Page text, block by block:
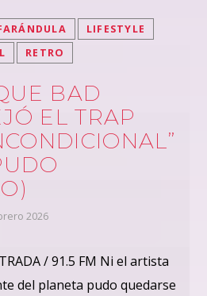
LIFESTYLE
RETRO
BAD
EL TRAP
2026
/ 91.5 FM Ni el artista
del planeta pudo quedarse